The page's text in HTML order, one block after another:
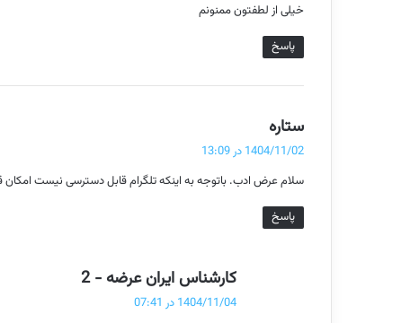
:
خیلی از لطفتون ممنونم
پاسخ
ستاره
ف
:
1404/11/02 در 13:09
سلام عرض ادب. باتوجه به اینکه تلگرام قابل دسترسی نیست
پاسخ
کارشناس ایران عرضه - 2
1404/11/04 در 07:41